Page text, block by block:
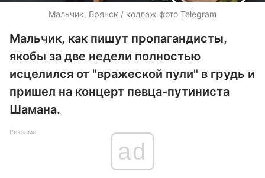
Мальчик, Брянск / коллаж фото Telegram
Мальчик, как пишут пропагандисты,
якобы за две недели полностью
исцелился от "вражеской пули" в грудь и
пришел на концерт певца-путиниста
Шамана.
Реклама
ad